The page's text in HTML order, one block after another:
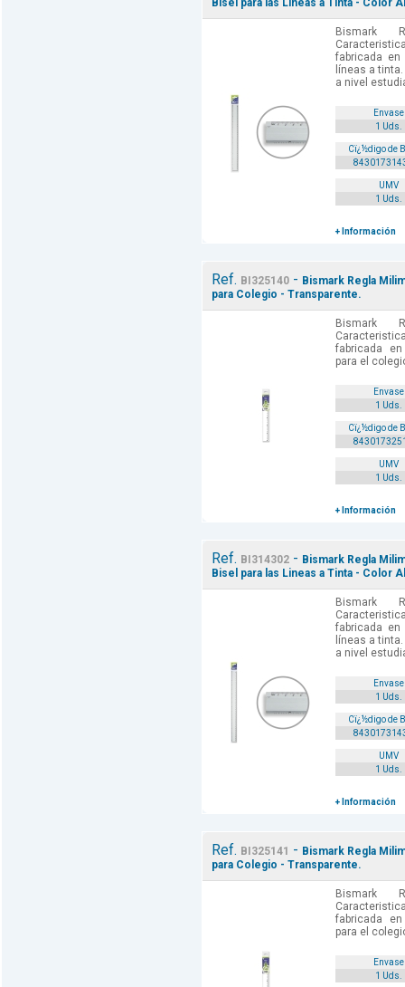
Bisel para las Lineas a Tinta - Color
Bismark
fabricada
líneas a
a nivel
Envase
1 Uds.
Cï¿½digo de
UMV
1 Uds.
+ Información
Ref. BI325140- Bismark Regla
para Colegio - Transparente.
Bismark
fabricada
para el
Envase
1 Uds.
Cï¿½digo de
UMV
1 Uds.
+ Información
Ref. BI314302- Bismark Regla
Bisel para las Lineas a Tinta - Color
Bismark
fabricada
líneas a
a nivel
Envase
1 Uds.
Cï¿½digo de
UMV
1 Uds.
+ Información
Ref. BI325141 - Bismark Regla
para Colegio - Transparente.
Bismark
fabricada
para el
Envase
1 Uds.